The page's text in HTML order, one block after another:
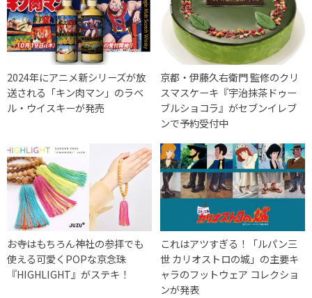
2024年にアニメ新シリーズが放
送される「キン肉マン」のラベ
ル・ウイスキーが発売
京都・伊藤久右衛門 監修のクリ
スマスケーキ『宇治抹茶ドゥー
ブルショコラ』がセブンイレブ
ンで予約受付中
お寺はもちろん神社の参拝でも
使える可愛くPOPな京念珠
『HIGHLIGHT』がステキ！
これはアツすぎる！「ルパン三
世 カリオストロの城」の主要キ
ャラのフットウェア コレクショ
ンが発表